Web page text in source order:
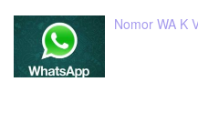
Nomor WA K